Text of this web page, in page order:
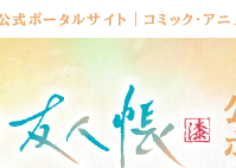
ポータルサイト｜コミック・アニ